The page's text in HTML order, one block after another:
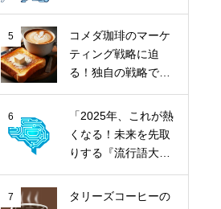
「お、ねだん以
上。」の価値提供
5
コメダ珈琲のマーケ
ティング戦略に迫
る！独自の戦略で喫
6
「2025年、これが熱
くなる！未来を先取
りする『流行語大賞
心トレンド」
7
タリーズコーヒーの